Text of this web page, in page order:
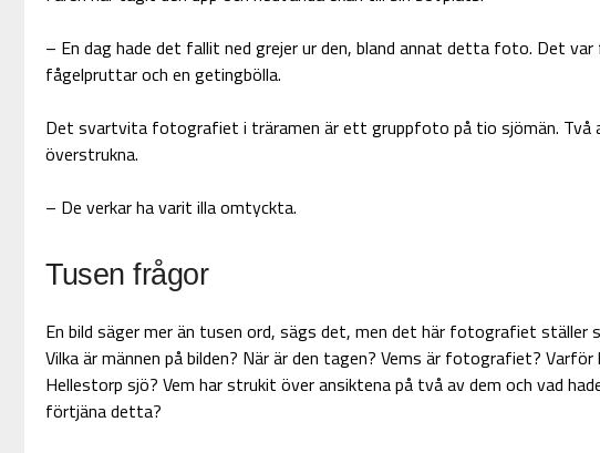
– En dag hade det fallit ned grejer ur den, bland annat detta foto. Det
fågelpruttar och en getingbölla.
Det svartvita fotografiet i träramen är ett gruppfoto på tio sjömän. Två
överstrukna.
– De verkar ha varit illa omtyckta.
Tusen frågor
En bild säger mer än tusen ord, sägs det, men det här fotografiet ställer
Vilka är männen på bilden? När är den tagen? Vems är fotografiet? Varför
Hellestorp sjö? Vem har strukit över ansiktena på två av dem och vad
förtjäna detta?